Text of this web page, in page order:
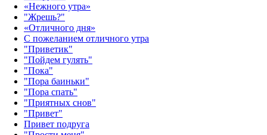
«Нежного утра»‎
"Жрешь?"
«Отличного дня»‎
С пожеланием отличного утра
"Приветик"
"Пойдем гулять"
"Пока"
"Пора баиньки"
"Пора спать"
"Приятных снов"
"Привет"
Привет подруга